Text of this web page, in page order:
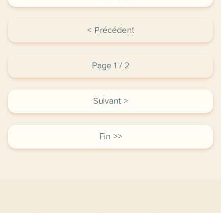
< Précédent
Page 1 / 2
Suivant >
Fin >>